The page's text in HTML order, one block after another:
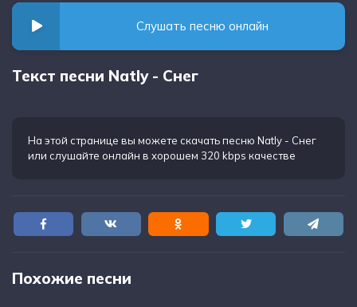
Слушать песню онлайн
Текст песни Natly - Снег
На этой странице вы можете скачать песню Natly - Снег
или слушайте онлайн в хорошем 320 kbps качестве
Похожие песни